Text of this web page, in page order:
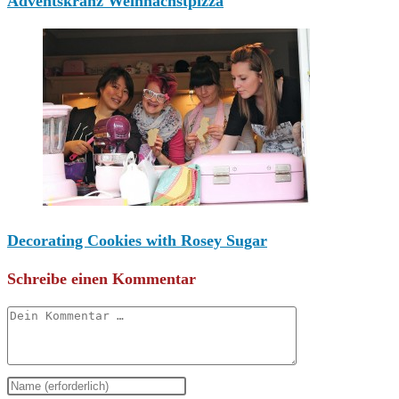
Decorating Cookies with Rosey Sugar
Schreibe einen Kommentar
Kommentar
Gib